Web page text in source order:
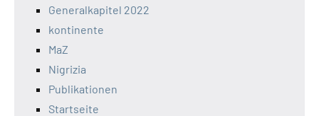
Generalkapitel 2022
kontinente
MaZ
Nigrizia
Publikationen
Startseite